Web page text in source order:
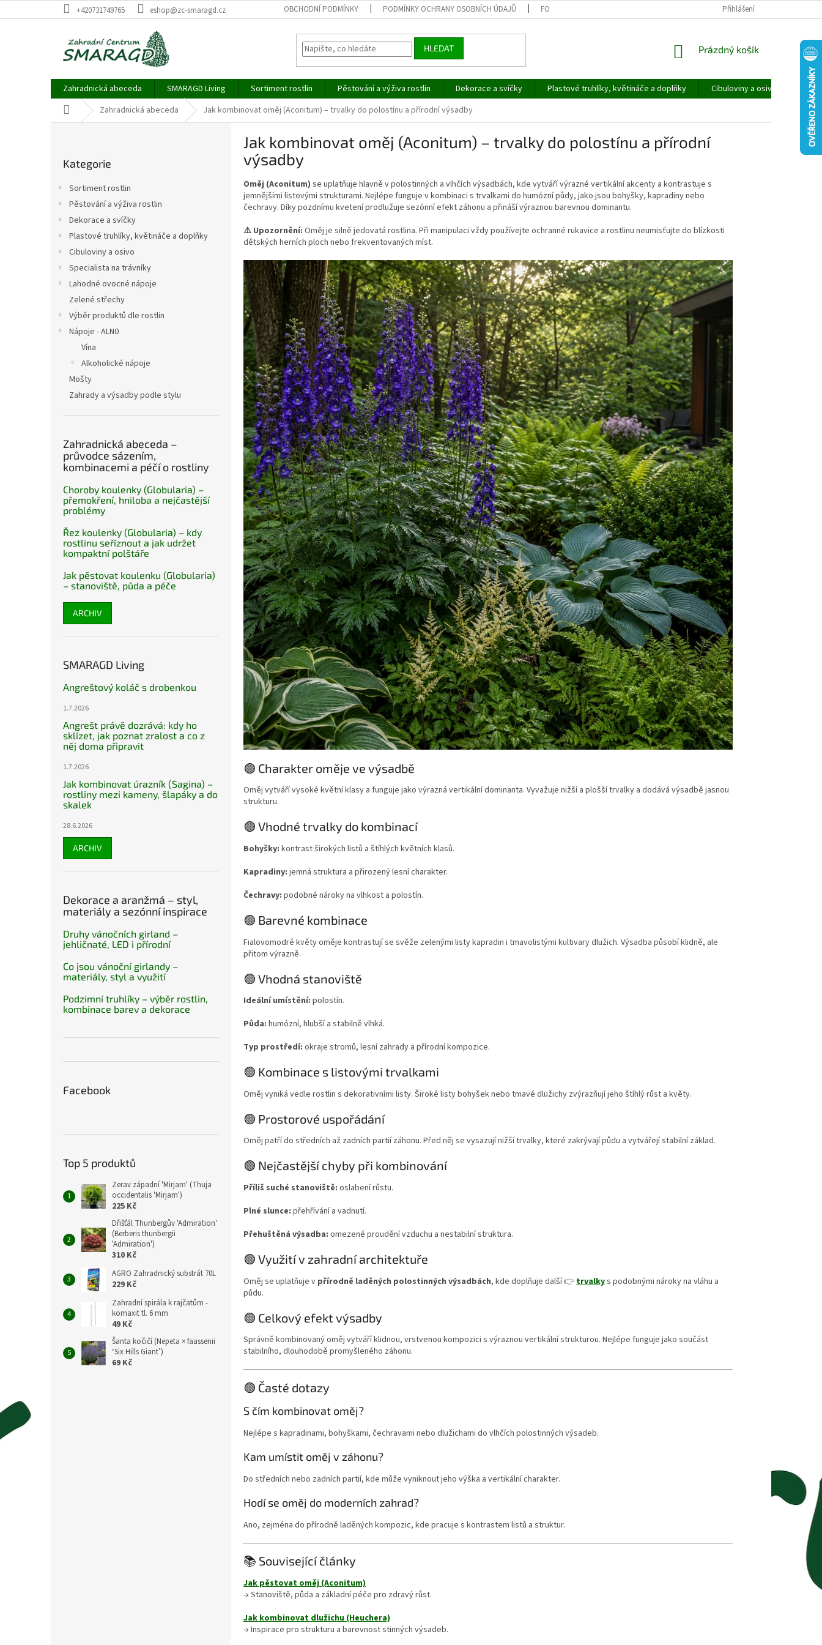
na
+420731749765 eshop@zc-smaragd.cz OBCHODNÍ PODMÍNKY PODMÍNKY OCHRANY OSOBNÍCH ÚDAJŮ FORMULÁŘ PRO UPLATNĚNÍ REKLAMACE REKLAMAČNÍ ŘÁD
Přihlášení
HLEDAT
NÁKUPNÍ
Prázdný košík
Zahradnická abeceda SMARAGD Living Sortiment rostlin Pěstování a výživa rostlin Dekorace a svíčky Plastové truhlíky, květináče a doplňky Cibuloviny a osivo
Domů Zahradnická abeceda Jak kombinovat oměj (Aconitum) – trvalky do polostínu a přírodní výsadby
kategorie
Kategorie
Sortiment rostlin
Pěstování a výživa rostlin
Dekorace a svíčky
Plastové truhlíky, květináče a doplňky
Cibuloviny a osivo
Specialista na trávníky
Lahodné ovocné nápoje
Zelené střechy
Výběr produktů dle rostlin
Nápoje - ALN0
Vína
Alkoholické nápoje
Mošty
Zahrady a výsadby podle stylu
Zahradnická abeceda –
průvodce sázením,
kombinacemi a péčí o rostliny
Choroby koulenky (Globularia) –
přemokření, hniloba a nejčastější
problémy
Řez koulenky (Globularia) – kdy
rostlinu seříznout a jak udržet
kompaktní polštáře
Jak pěstovat koulenku (Globularia)
– stanoviště, půda a péče
ARCHIV
SMARAGD Living
Angreštový koláč s drobenkou
1.7.2026
Angrešt právě dozrává: kdy ho
sklízet, jak poznat zralost a co z
něj doma připravit
1.7.2026
Jak kombinovat úrazník (Sagina) –
rostliny mezi kameny, šlapáky a do
skalek
28.6.2026
ARCHIV
Dekorace a aranžmá – styl,
materiály a sezónní inspirace
Druhy vánočních girland –
jehličnaté, LED i přírodní
Co jsou vánoční girlandy –
materiály, styl a využití
Podzimní truhlíky – výběr rostlin,
kombinace barev a dekorace
Facebook
Top 5 produktů
Zerav západní 'Mirjam' (Thuja
occidentalis 'Mirjam')
225 Kč
Dřišťál Thunbergův 'Admiration'
(Berberis thunbergii
'Admiration')
310 Kč
AGRO Zahradnický substrát 70L
229 Kč
Zahradní spirála k rajčatům -
komaxit tl. 6 mm
49 Kč
Šanta kočičí (Nepeta × faassenii
‘Six Hills Giant’)
69 Kč
Jak kombinovat oměj (Aconitum) – trvalky do polostínu a přírodní
výsadby
Oměj (Aconitum) se uplatňuje hlavně v polostinných a vlhčích výsadbách, kde vytváří výrazné vertikální akcenty a kontrastuje s
jemnějšími listovými strukturami. Nejlépe funguje v kombinaci s trvalkami do humózní půdy, jako jsou bohyšky, kapradiny nebo
čechravy. Díky pozdnímu kvetení prodlužuje sezónní efekt záhonu a přináší výraznou barevnou dominantu.
⚠️ Upozornění: Oměj je silně jedovatá rostlina. Při manipulaci vždy používejte ochranné rukavice a rostlinu neumisťujte do blízkosti
dětských herních ploch nebo frekventovaných míst.
🟢 Charakter oměje ve výsadbě
Oměj vytváří vysoké květní klasy a funguje jako výrazná vertikální dominanta. Vyvažuje nižší a plošší trvalky a dodává výsadbě jasnou
strukturu.
🟢 Vhodné trvalky do kombinací
Bohyšky: kontrast širokých listů a štíhlých květních klasů.
Kapradiny: jemná struktura a přirozený lesní charakter.
Čechravy: podobné nároky na vlhkost a polostín.
🟢 Barevné kombinace
Fialovomodré květy oměje kontrastují se svěže zelenými listy kapradin i tmavolistými kultivary dlužich. Výsadba působí klidně, ale
přitom výrazně.
🟢 Vhodná stanoviště
Ideální umístění: polostín.
Půda: humózní, hlubší a stabilně vlhká.
Typ prostředí: okraje stromů, lesní zahrady a přírodní kompozice.
🟢 Kombinace s listovými trvalkami
Oměj vyniká vedle rostlin s dekorativními listy. Široké listy bohyšek nebo tmavé dlužichy zvýrazňují jeho štíhlý růst a květy.
🟢 Prostorové uspořádání
Oměj patří do středních až zadních partií záhonu. Před něj se vysazují nižší trvalky, které zakrývají půdu a vytvářejí stabilní základ.
🟢 Nejčastější chyby při kombinování
Příliš suché stanoviště: oslabení růstu.
Plné slunce: přehřívání a vadnutí.
Přehuštěná výsadba: omezené proudění vzduchu a nestabilní struktura.
🟢 Využití v zahradní architektuře
Oměj se uplatňuje v přírodně laděných polostinných výsadbách, kde doplňuje další 👉 trvalkys podobnými nároky na vláhu a
půdu.
🟢 Celkový efekt výsadby
Správně kombinovaný oměj vytváří klidnou, vrstvenou kompozici s výraznou vertikální strukturou. Nejlépe funguje jako součást
stabilního, dlouhodobě promyšleného záhonu.
🟢 Časté dotazy
S čím kombinovat oměj?
Nejlépe s kapradinami, bohyškami, čechravami nebo dlužichami do vlhčích polostinných výsadeb.
Kam umístit oměj v záhonu?
Do středních nebo zadních partií, kde může vyniknout jeho výška a vertikální charakter.
Hodí se oměj do moderních zahrad?
Ano, zejména do přírodně laděných kompozic, kde pracuje s kontrastem listů a struktur.
📚 Související články
Jak pěstovat oměj (Aconitum)
→ Stanoviště, půda a základní péče pro zdravý růst.
Jak kombinovat dlužichu (Heuchera)
→ Inspirace pro strukturu a barevnost stinných výsadeb.